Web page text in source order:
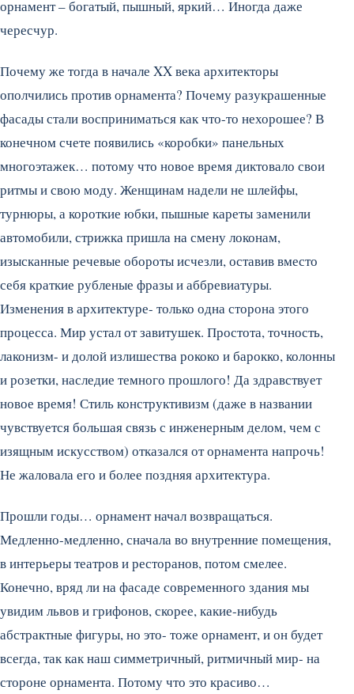
орнамент – богатый, пышный, яркий… Иногда даже
чересчур.
Почему же тогда в начале XX века архитекторы
ополчились против орнамента? Почему разукрашенные
фасады стали восприниматься как что-то нехорошее? В
конечном счете появились «коробки» панельных
многоэтажек… потому что новое время диктовало свои
ритмы и свою моду. Женщинам надели не шлейфы,
турнюры, а короткие юбки, пышные кареты заменили
автомобили, стрижка пришла на смену локонам,
изысканные речевые обороты исчезли, оставив вместо
себя краткие рубленые фразы и аббревиатуры.
Изменения в архитектуре- только одна сторона этого
процесса. Мир устал от завитушек. Простота, точность,
лаконизм- и долой излишества рококо и барокко, колонны
и розетки, наследие темного прошлого! Да здравствует
новое время! Стиль конструктивизм (даже в названии
чувствуется большая связь с инженерным делом, чем с
изящным искусством) отказался от орнамента напрочь!
Не жаловала его и более поздняя архитектура.
Прошли годы… орнамент начал возвращаться.
Медленно-медленно, сначала во внутренние помещения,
в интерьеры театров и ресторанов, потом смелее.
Конечно, вряд ли на фасаде современного здания мы
увидим львов и грифонов, скорее, какие-нибудь
абстрактные фигуры, но это- тоже орнамент, и он будет
всегда, так как наш симметричный, ритмичный мир- на
стороне орнамента. Потому что это красиво…